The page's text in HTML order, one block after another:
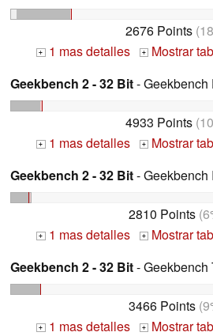
2676 Points
+ 1 mas detalles +
Mostrar
Geekbench 2 - 32 Bit-
4933 Points
+ 1 mas detalles +
Mostrar
Geekbench 2 - 32 Bit- Geekbench
2810 Points
+ 1 mas detalles +
Mostrar
Geekbench 2 - 32 Bit- Geekbench
3466 Points
+ 1 mas detalles +
Mostrar